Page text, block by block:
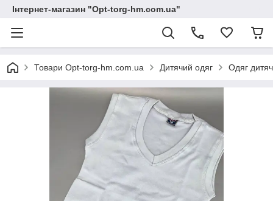
Інтернет-магазин "Opt-torg-hm.com.ua"
Товари Opt-torg-hm.com.ua Дитячий одяг Одяг